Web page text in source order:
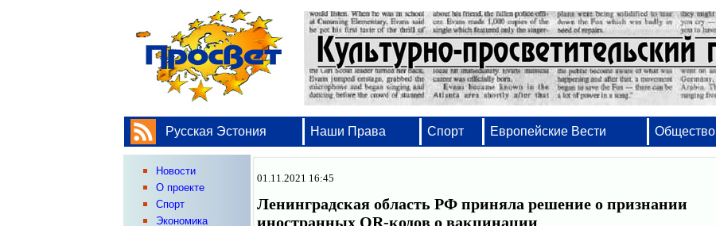
Русская Эстония Наши Права Спорт Европейские Вести Общество
Новости
О проекте
Спорт
Экономика
01.11.2021 16:45
Ленинградская область РФ приняла решение о признании
иностранных QR-кодов о вакцинации